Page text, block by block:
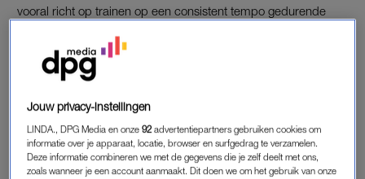
vooral richt op trainen op een consistent tempo gedurende
periode van maximale inzet”, vertelt hij. Bij hardlopen train je
bijvoorbeeld op zo’n zeventig procent van je vermogen. “Bij
een korte pauze op adem te komen.”
1. HET IS LEUKER DAN ANDERE
Jouw privacy-instellingen
LINDA., DPG Media en onze92 advertentiepartners gebruiken cookies om
informatie over je apparaat, locatie, browser en surfgedrag te verzamelen.
Deze informatie combineren we met de gegevens die je zelf deelt met ons,
zoals wanneer je een account aanmaakt. Dit doen we om het gebruik van onze